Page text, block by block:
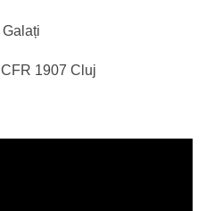
1907 Cluj